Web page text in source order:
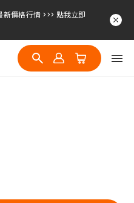
價格行情 >>> 點我立即
價格行情 >>> 點我立即
價格行情 >>> 點我立即